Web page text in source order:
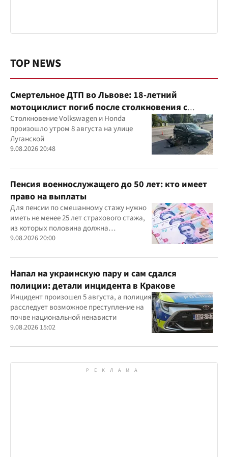
TOP NEWS
Смертельное ДТП во Львове: 18-летний
мотоциклист погиб после столкновения с
Volkswagen
Столкновение Volkswagen и Honda
произошло утром 8 августа на улице
Луганской
9.08.2026 20:48
Пенсия военнослужащего до 50 лет: кто имеет
право на выплаты
Для пенсии по смешанному стажу нужно
иметь не менее 25 лет страхового стажа,
из которых половина должна
приходиться на военную или
9.08.2026 20:00
Напал на украинскую пару и сам сдался
полиции: детали инцидента в Кракове
Инцидент произошел 5 августа, а полиция
расследует возможное преступление на
почве национальной ненависти
9.08.2026 15:02